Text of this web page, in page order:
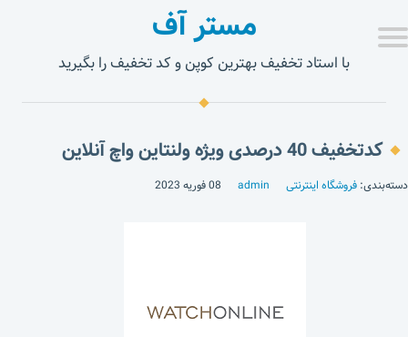
مستر آف
با استاد تخفیف بهترین کوپن و کد تخفیف را بگیرید
کدتخفیف 40 درصدی ویژه ولنتاین واچ آنلاین
دسته‌بندی: فروشگاه اینترنتی admin 08 فوریه 2023